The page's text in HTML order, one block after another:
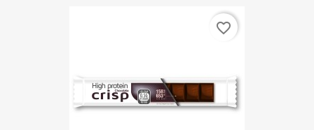
favorite_border